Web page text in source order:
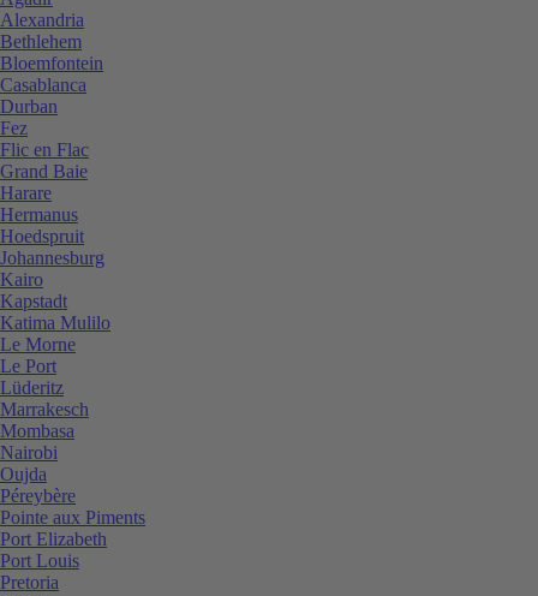
Alexandria
Bethlehem
Bloemfontein
Casablanca
Durban
Fez
Flic en Flac
Grand Baie
Harare
Hermanus
Hoedspruit
Johannesburg
Kairo
Kapstadt
Katima Mulilo
Le Morne
Le Port
Lüderitz
Marrakesch
Mombasa
Nairobi
Oujda
Péreybère
Pointe aux Piments
Port Elizabeth
Port Louis
Pretoria